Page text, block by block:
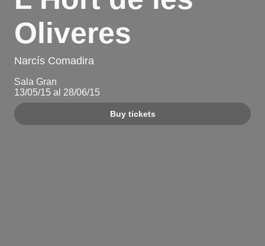
Oliveres
Narcís Comadira
Sala Gran
13/05/15 al 28/06/15
Buy tickets